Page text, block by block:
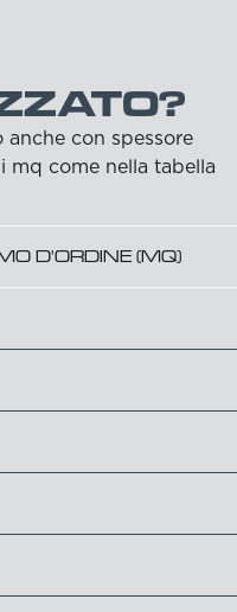
con spessore
come nella tabella
D'ORDINE (MQ)